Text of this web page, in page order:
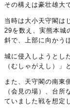
その構えは豪壮雄大
当時は大小天守閣は
29を数え、実熊本城
斜で、上部に向かう
城に侵入しようとし
（むしゃがえし）」
また、天守閣の南東
（会見の場）、台
ていました戦を想定